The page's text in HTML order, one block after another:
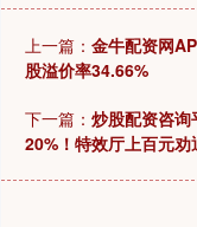
上一篇： 金牛配资网
股溢价率34.66%
下一篇： 炒股配资咨
20%！特效厅上百元劝